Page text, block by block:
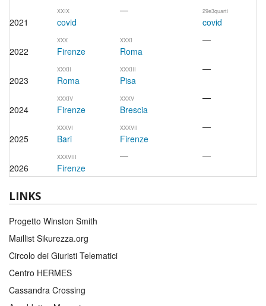
2021
XXIX
covid
— 29e3quarti
covid
2022
XXX
Firenze
XXXI
Roma
—
2023
XXXII
Roma
XXXIII
Pisa
—
2024
XXXIV
Firenze
XXXV
Brescia
—
2025
XXXVI
Bari
XXXVII
Firenze
—
2026
XXXVIII
Firenze
— —
LINKS
Progetto Winston Smith
Maillist Sikurezza.org
Circolo dei Giuristi Telematici
Centro HERMES
Cassandra Crossing